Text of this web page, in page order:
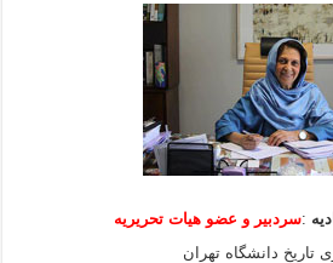
:سردبیر و عضو هیاتتحریریه
تاریخ دانشگاه تهران